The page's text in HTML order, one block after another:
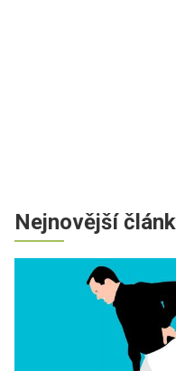
Nejnovější